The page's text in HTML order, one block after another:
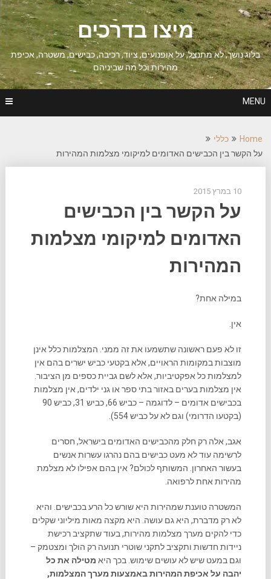
Skip
to
content
מיצו בדרכים
בלוג נושך, לא מתנצל, על אופנועים, ציוד, רכיבה, כבישים, משטרה, אכיפת
מהירות וכל מה שביניהם
MENU
Home
כללי
על הקשר בין הכבישים האדומים למיקומי מצלמות המהירות
10 במרץ 2015
על הקשר בין הכבישים
האדומים למיקומי מצלמות
המהירות
במילה אחת?
אין.
זו לא פעם ראשונה שתשמעו את זה ממני. המצלמות כלל אינן
מוצבות במקומות הראויים, אלא בקטעי כביש ישרים בהם אין
למצלמות כל אפקטיביות, אלא לשם גביית כספים מן הציבור.
אין מצלמות בערים באזור בתי ספר או גני ילדים, אין מצלמות
בכבישים אדומים – לדוגמה – כביש 66, כביש 31, כביש 90
(בקטעו הדרומי) וגם לא על כביש 554).
אגב, אלה רק חלק מהכבישים האדומים בישראל, חסרים
לרשימה עוד לא מעט כבישים בהם נהרגו עשרות אנשים
בעשור האחרון. המשותף לכולם? אין בהם אפילו לא מצלמת
מהירות אחת לרפואה.
המשטרה טוענת שמהירות היא שורש כל הרע בכבישים. והיא
לא רק מדברת, היא גם עושה. היא מקצה מאות מיליוני שקלים
כדי להקים מערך מצלמות מהירות, בעוד שתקציב רכישת
ניידות חדשות ותקציב לתקני שוטרי תנועה רק הולך ומצטמק –
וגם במעט שיש לא עושים שימוש. בכך היא מטילה את כל
יהבה על אכיפת המהירות באמצעות מערך המצלמות,